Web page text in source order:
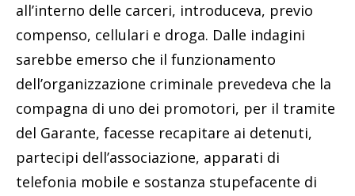
all’interno delle carceri, introduceva, previo
compenso, cellulari e droga. Dalle indagini
sarebbe emerso che il funzionamento
dell’organizzazione criminale prevedeva che la
compagna di uno dei promotori, per il tramite
del Garante, facesse recapitare ai detenuti,
partecipi dell’associazione, apparati di
telefonia mobile e sostanza stupefacente di